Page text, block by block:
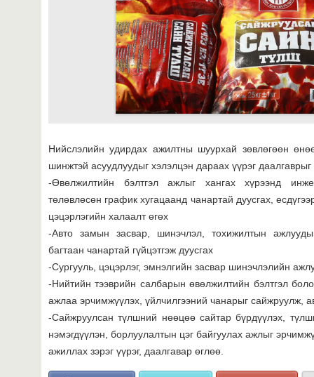
Нийслэлийн удирдах ажилтны шуурхай зөвлөгөөн
шинжтэй асуудлуудыг хэлэлцэн дараах үүрэг
-Өвөлжилтийн бэлтгэл ажлыг хангах хүрээнд
төлөвлөсөн график хугацаанд чанартай дуусгах,
цэцэрлэгийн халаалт өгөх
-Авто замын засвар, шинэчлэл, тохижилтын
багтаан чанартай гүйцэтгэж дуусгах
-Сургууль, цэцэрлэг, эмнэлгийн засвар шинэчлэлийн
-Нийтийн тээврийн салбарын өвөлжилтийн бэлтгэл
ажлаа эрчимжүүлэх, үйлчилгээний чанарыг сайжруулж,
-Сайжруулсан түлшний нөөцөө сайтар бүрдүүлэх,
нэмэгдүүлэн, борлуулалтын цэг байгуулах ажлыг
ажиллах зэрэг үүрэг, даалгавар өглөө.